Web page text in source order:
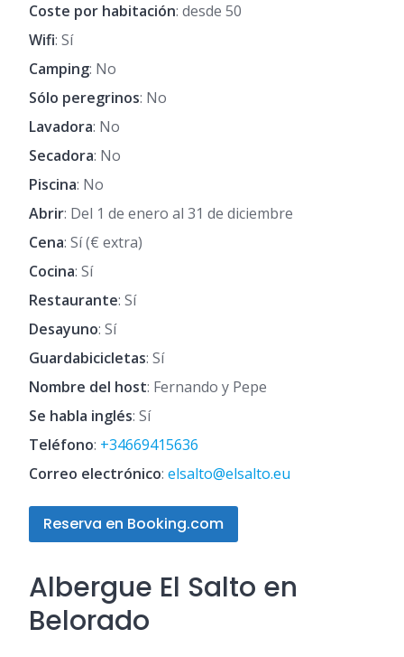
Coste por habitación: desde 50
Wifi: Sí
Camping: No
Sólo peregrinos: No
Lavadora: No
Secadora: No
Piscina: No
Abrir: Del 1 de enero al 31 de diciembre
Cena: Sí (€ extra)
Cocina: Sí
Restaurante: Sí
Desayuno: Sí
Guardabicicletas: Sí
Nombre del host: Fernando y Pepe
Se habla inglés: Sí
Teléfono: +34669415636
Correo electrónico: elsalto@elsalto.eu
Reserva en Booking.com
Albergue El Salto en
Belorado